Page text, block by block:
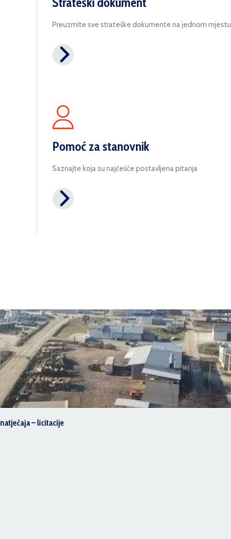
Preuzmite sve strateške dokumente na jednom mjestu
Pomoć za stanovnik
Saznajte koja su najčešće postavljena pitanja
Javni oglas o prodaji nekretnine - zemljišta u vlasništvu Općine Kreševo putem javnog natječaja – licitacije